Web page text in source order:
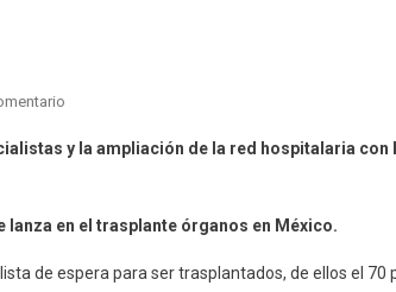
IMSS
Incrementar
y la ampliación de la red hospitalaria con
lanza en el trasplante órganos en México.
de espera para ser trasplantados, de ellos el 70